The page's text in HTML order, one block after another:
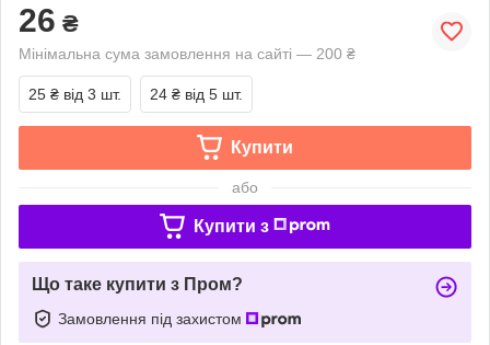
26 ₴
Мінімальна сума замовлення на сайті — 200 ₴
25 ₴ від 3 шт. 24 ₴ від 5 шт.
Купити
або
Купити з
Що таке купити з Пром?
Замовлення під захистом